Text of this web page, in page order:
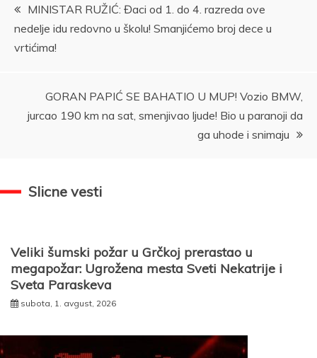
članka
MINISTAR RUŽIĆ: Đaci od 1. do 4. razreda ove
nedelje idu redovno u školu! Smanjićemo broj dece u
vrtićima!
GORAN PAPIĆ SE BAHATIO U MUP! Vozio BMW,
jurcao 190 km na sat, smenjivao ljude! Bio u paranoji da
ga uhode i snimaju
Slicne vesti
Veliki šumski požar u Grčkoj prerastao u
megapožar: Ugrožena mesta Sveti Nekatrije i
Sveta Paraskeva
subota, 1. avgust, 2026